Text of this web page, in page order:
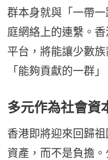
群本身就與「一帶
庭網絡上的連繫。
平台，將能讓少數
「能夠貢獻的一群」
多元作為社會資
香港即將迎來回歸
資產，而不是負擔